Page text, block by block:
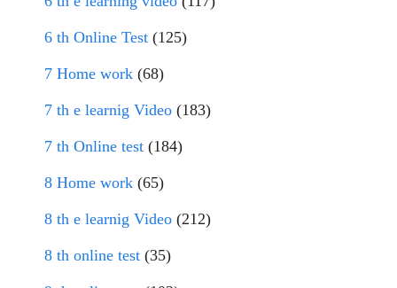
6 th Online Test (125)
7 Home work (68)
7 th e learnig Video (183)
7 th Online test (184)
8 Home work (65)
8 th e learnig Video (212)
8 th online test (35)